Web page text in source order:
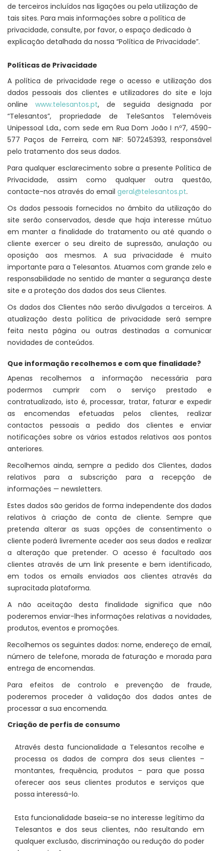
de terceiros incluídos nas ligações ou pela utilização de
tais sites. Para mais informações sobre a política de
privacidade, consulte, por favor, o espaço dedicado à
explicação detalhada da nossa “Política de Privacidade”.
Políticas de Privacidade
A política de privacidade rege o acesso e utilização dos
dados pessoais dos clientes e utilizadores do site e loja
onlinewww.telesantos.pt, de seguida designada por
“Telesantos”, propriedade de TeleSantos Telemóveis
Unipessoal Lda., com sede em Rua Dom João I nº7, 4590-
577 Paços de Ferreira, com NIF: 507245393, responsável
pelo tratamento dos seus dados.
Para qualquer esclarecimento sobre a presente Política de
Privacidade, assim como qualquer outra questão,
contacte-nos através do email geral@telesantos.pt.
Os dados pessoais fornecidos no âmbito da utilização do
site serão conservados, desde que haja interesse mútuo
em manter a finalidade do tratamento ou até quando o
cliente exercer o seu direito de supressão, anulação ou
oposição aos mesmos. A sua privacidade é muito
importante para a Telesantos. Atuamos com grande zelo e
responsabilidade no sentido de manter a segurança deste
site e a proteção dos dados dos seus Clientes.
Os dados dos Clientes não serão divulgados a terceiros. A
atualização desta política de privacidade será sempre
feita nesta página ou outras destinadas a comunicar
novidades de conteúdos.
Que informação recolhemos e com que finalidade?
Apenas recolhemos a informação necessária para
podermos cumprir com o serviço prestado e
contratualizado, isto é, processar, tratar, faturar e expedir
as encomendas efetuadas pelos clientes, realizar
contactos pessoais a pedido dos clientes e enviar
notificações sobre os vários estados relativos aos pontos
anteriores.
Recolhemos ainda, sempre a pedido dos Clientes, dados
relativos para a subscrição para a recepção de
informações — newsletters.
Estes dados são geridos de forma independente dos dados
relativos à criação de conta de cliente. Sempre que
pretenda alterar as suas opções de consentimento o
cliente poderá livremente aceder aos seus dados e realizar
a alteração que pretender. O acesso é facultado aos
clientes através de um link presente e bem identificado,
em todos os emails enviados aos clientes através da
supracitada plataforma.
A não aceitação desta finalidade significa que não
poderemos enviar-lhes informações relativas a novidades,
produtos, eventos e promoções.
Recolhemos os seguintes dados: nome, endereço de email,
número de telefone, morada de faturação e morada para
entrega de encomendas.
Para efeitos de controlo e prevenção de fraude,
poderemos proceder à validação dos dados antes de
processar a sua encomenda.
Criação de perfis de consumo
Através desta funcionalidade a Telesantos recolhe e
processa os dados de compra dos seus clientes –
montantes, frequência, produtos – para que possa
oferecer aos seus clientes produtos e serviços que
possa interessá-lo.
Esta funcionalidade baseia-se no interesse legítimo da
Telesantos e dos seus clientes, não resultando em
qualquer exclusão, discriminação ou redução do poder